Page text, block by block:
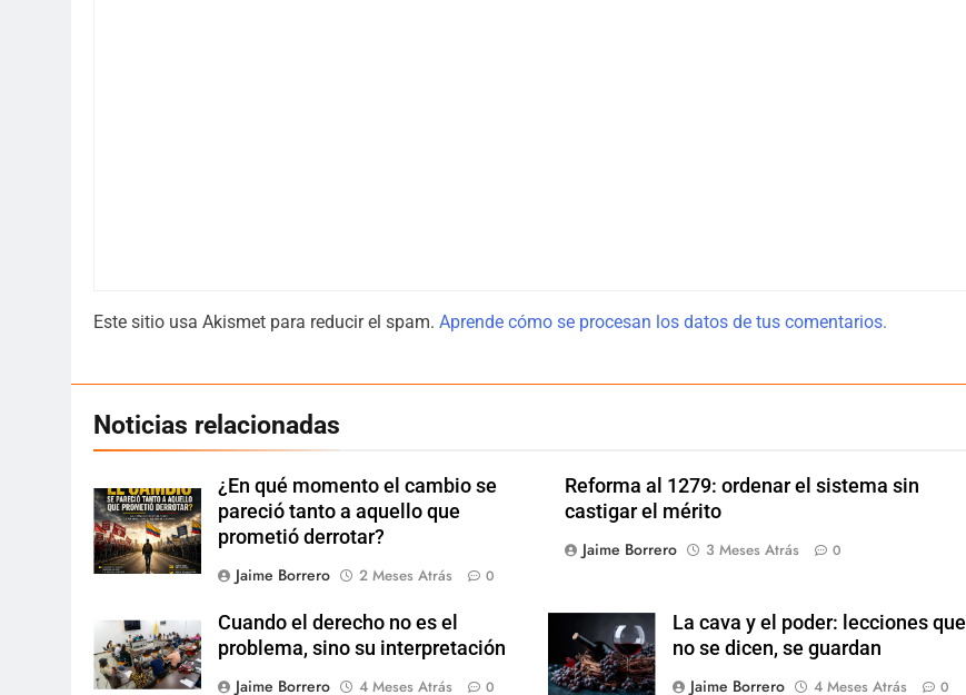
Este sitio usa Akismet para reducir el spam. Aprende cómo se procesan los datos de tus comentarios.
Noticias relacionadas
¿En qué momento el cambio se
pareció tanto a aquello que
prometió derrotar?
Jaime Borrero
2 Meses Atrás 0
Reforma al 1279: ordenar el sistema sin
castigar el mérito
Jaime Borrero
3 Meses Atrás 0
Cuando el derecho no es el
problema, sino su interpretación
Jaime Borrero
4 Meses Atrás 0
La cava y el poder: lecciones que
no se dicen, se guardan
Jaime Borrero
4 Meses Atrás 0